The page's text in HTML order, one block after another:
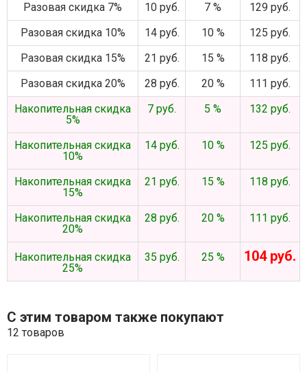
Разовая скидка 7%
10 руб. 7 %
129 руб.
Разовая скидка 10%
14 руб. 10 %
125 руб.
Разовая скидка 15%
21 руб. 15 %
118 руб.
Разовая скидка 20%
28 руб. 20 %
111 руб.
Накопительная скидка
5%
7 руб. 5 % 132 руб.
Накопительная скидка
10%
14 руб. 10 % 125 руб.
Накопительная скидка
15%
21 руб. 15 % 118 руб.
Накопительная скидка
20%
28 руб. 20 % 111 руб.
Накопительная скидка
25%
35 руб. 25 % 104 руб.
С этим товаром также покупают
12 товаров